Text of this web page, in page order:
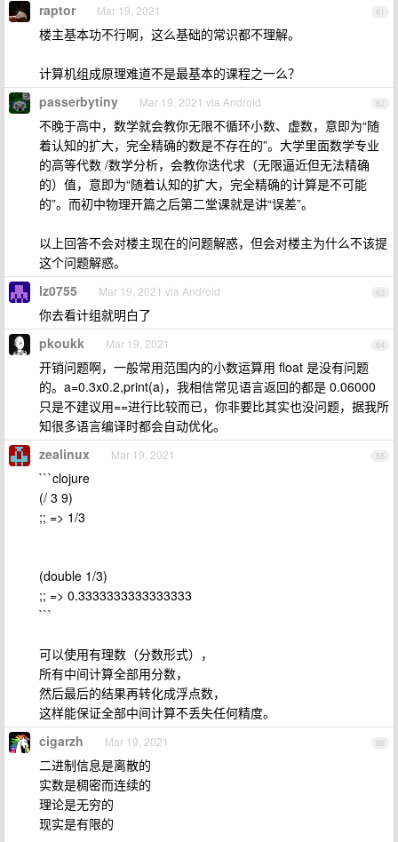
61
raptor Mar 19, 2021
楼主基本功不行啊，这么基础的常识都不理解。
计算机组成原理难道不是最基本的课程之一么？
62
passerbytiny Mar 19, 2021 via Android
不晚于高中，数学就会教你无限不循环小数、虚数，意即为“随
着认知的扩大，完全精确的数是不存在的”。大学里面数学专业
的高等代数 /数学分析，会教你迭代求（无限逼近但无法精确
的）值，意即为“随着认知的扩大，完全精确的计算是不可能
的”。而初中物理开篇之后第二堂课就是讲“误差”。
以上回答不会对楼主现在的问题解惑，但会对楼主为什么不该提
这个问题解惑。
63
lz0755 Mar 19, 2021 via Android
你去看计组就明白了
64
pkoukk Mar 19, 2021
开销问题啊，一般常用范围内的小数运算用 float 是没有问题
的。a=0.3x0.2,print(a)，我相信常见语言返回的都是 0.06000
只是不建议用==进行比较而已，你非要比其实也没问题，据我所
知很多语言编译时都会自动优化。
65
zealinux Mar 19, 2021
```clojure
(/ 3 9)
;; => 1/3
(double 1/3)
;; => 0.3333333333333333
```
可以使用有理数（分数形式），
所有中间计算全部用分数，
然后最后的结果再转化成浮点数，
这样能保证全部中间计算不丢失任何精度。
66
cigarzh Mar 19, 2021
二进制信息是离散的
实数是稠密而连续的
理论是无穷的
现实是有限的